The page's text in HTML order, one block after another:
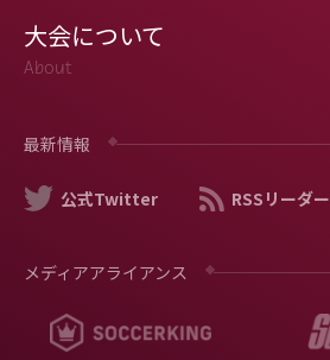
大会について
About
最新情報
公式Twitter RSSリーダー
メディアアライアンス